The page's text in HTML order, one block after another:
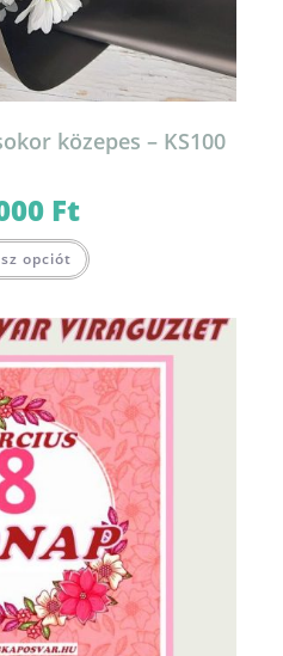
közepes – KS100
Ft
opciót